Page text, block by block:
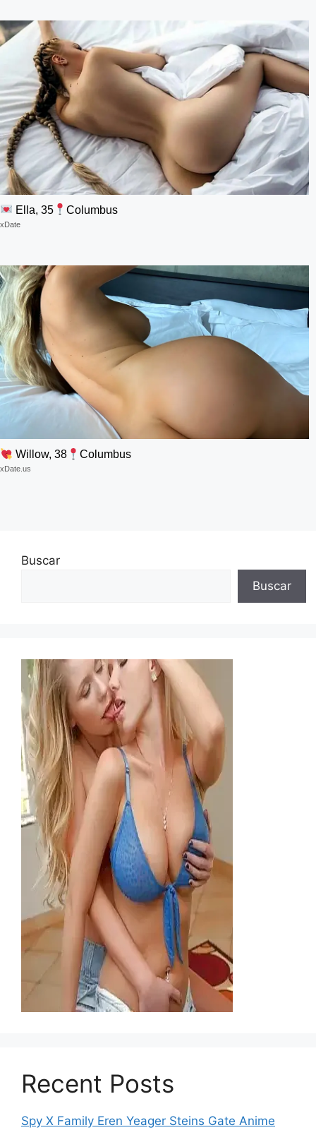
Ella, 35 Columbus
xDate
Willow, 38 Columbus
xDate.us
Buscar
Buscar
Recent Posts
Spy X Family Eren Yeager Steins Gate Anime